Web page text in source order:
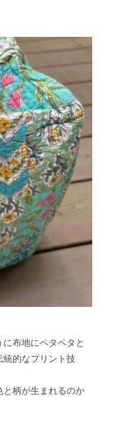
布地にペタペタと
統的なプリント技
と柄が生まれるのか